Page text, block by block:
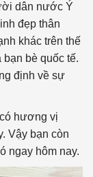
dân nước Ý
đẹp thân
khác trên thế
bè quốc tế.
định về sự
hương vị
Vậy bạn còn
ngay hôm nay.